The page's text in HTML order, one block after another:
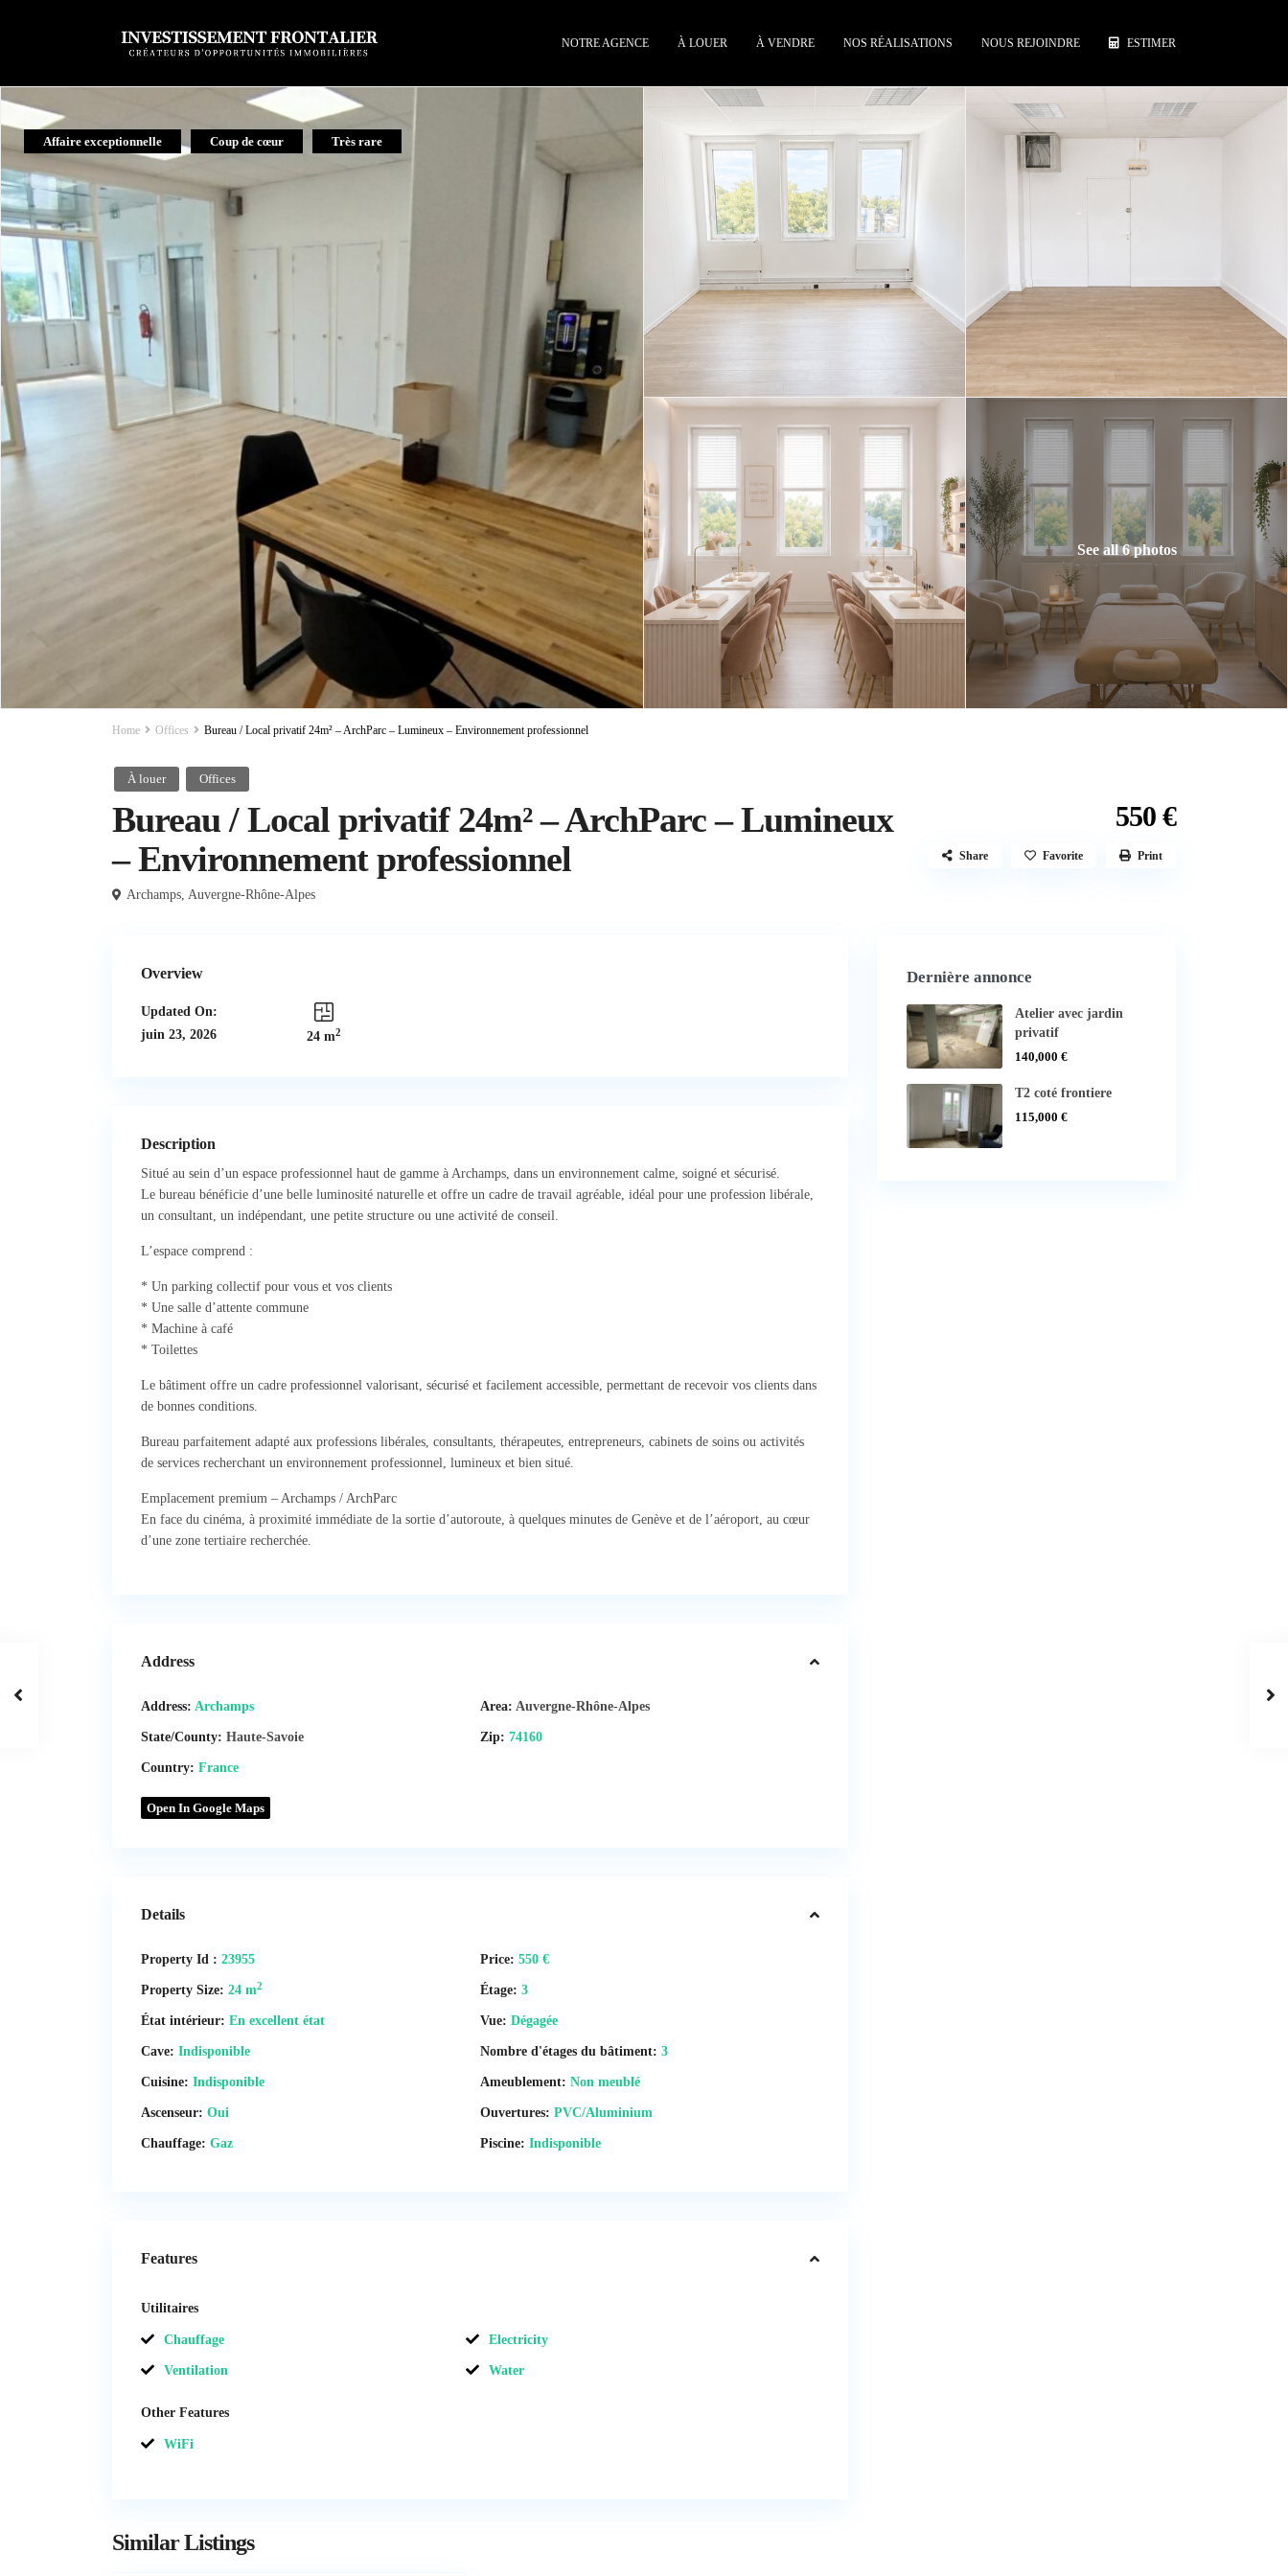
NOTRE AGENCE À LOUER À VENDRE NOS RÉALISATIONS NOUS REJOINDRE ESTIMER
Affaire exceptionnelle Coup de cœur Très rare
See all 6 photos
Home Offices Bureau / Local privatif 24m² – ArchParc – Lumineux – Environnement professionnel
À louer Offices
Bureau / Local privatif 24m² – ArchParc – Lumineux
– Environnement professionnel
550 €
Archamps, Auvergne-Rhône-Alpes
Share Favorite Print
Overview
Updated On:
juin 23, 2026
24 m2
Description
Situé au sein d’un espace professionnel haut de gamme à Archamps, dans un environnement calme, soigné et sécurisé.
Le bureau bénéficie d’une belle luminosité naturelle et offre un cadre de travail agréable, idéal pour une profession libérale,
un consultant, un indépendant, une petite structure ou une activité de conseil.
L’espace comprend :
* Un parking collectif pour vous et vos clients
* Une salle d’attente commune
* Machine à café
* Toilettes
Le bâtiment offre un cadre professionnel valorisant, sécurisé et facilement accessible, permettant de recevoir vos clients dans
de bonnes conditions.
Bureau parfaitement adapté aux professions libérales, consultants, thérapeutes, entrepreneurs, cabinets de soins ou activités
de services recherchant un environnement professionnel, lumineux et bien situé.
Emplacement premium – Archamps / ArchParc
En face du cinéma, à proximité immédiate de la sortie d’autoroute, à quelques minutes de Genève et de l’aéroport, au cœur
d’une zone tertiaire recherchée.
Address
Address: Archamps Area: Auvergne-Rhône-Alpes
State/County: Haute-Savoie Zip: 74160
Country: France
Open In Google Maps
Details
Property Id : 23955 Price: 550 €
Property Size: 24 m2 Étage: 3
État intérieur: En excellent état Vue: Dégagée
Cave: Indisponible Nombre d'étages du bâtiment: 3
Cuisine: Indisponible Ameublement: Non meublé
Ascenseur: Oui Ouvertures: PVC/Aluminium
Chauffage: Gaz Piscine: Indisponible
Features
Utilitaires
Chauffage Electricity
Ventilation Water
Other Features
WiFi
Similar Listings
Dernière annonce
Atelier avec jardin
privatif
140,000 €
T2 coté frontiere
115,000 €